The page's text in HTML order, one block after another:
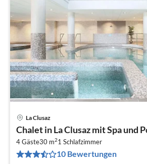
La Clusaz
Chalet in La Clusaz mit Spa und
4 Gäste30 m21 Schlafzimmer
10 Bewertungen